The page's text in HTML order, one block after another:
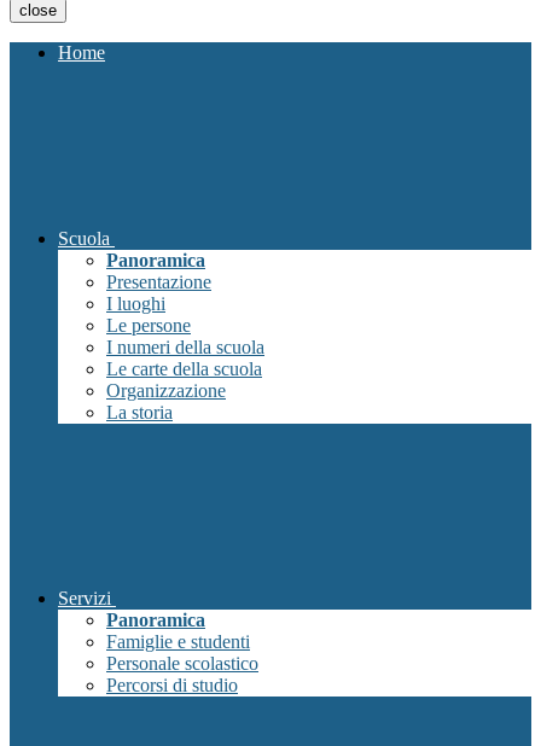
close
Home
Scuola
Panoramica
Presentazione
I luoghi
Le persone
I numeri della scuola
Le carte della scuola
Organizzazione
La storia
Servizi
Panoramica
Famiglie e studenti
Personale scolastico
Percorsi di studio